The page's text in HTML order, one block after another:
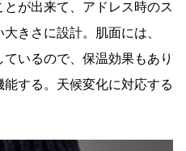
が出来て、アドレス時のス
きさに設計。肌面には、
いるので、保温効果もあり
する。天候変化に対応する